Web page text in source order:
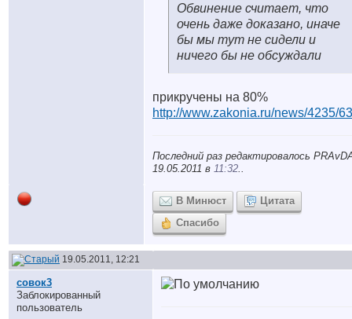
Обвинение считает, что
очень даже доказано, иначе
бы мы тут не сидели и
ничего бы не обсуждали
прикручены на 80%
http://www.zakonia.ru/news/4235/
Последний раз редактировалось
19.05.2011 в 11:32..
В Минюст
Цитата
Спасибо
19.05.2011, 12:21
совок3
Заблокированный
пользователь